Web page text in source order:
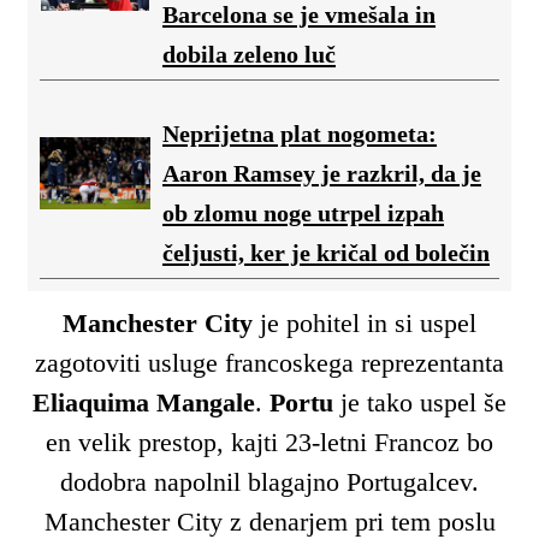
Barcelona se je vmešala in
dobila zeleno luč
Neprijetna plat nogometa:
Aaron Ramsey je razkril, da je
ob zlomu noge utrpel izpah
čeljusti, ker je kričal od bolečin
Manchester City je pohitel in si uspel
zagotoviti usluge francoskega reprezentanta
Eliaquima Mangale. Portu je tako uspel še
en velik prestop, kajti 23-letni Francoz bo
dodobra napolnil blagajno Portugalcev.
Manchester City z denarjem pri tem poslu